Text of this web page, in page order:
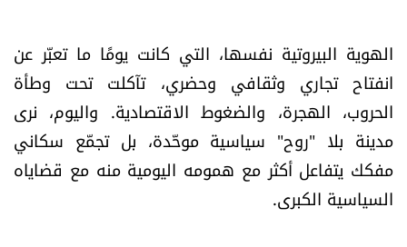
شروط الاستخدام
شروط الإشتراك
Digital solutions by
الهوية البيروتية نفسها، التي كانت يومًا ما تعبّر عن
انفتاح تجاري وثقافي وحضري، تآكلت تحت وطأة
الحروب، الهجرة، والضغوط الاقتصادية. واليوم، نرى
مدينة بلا "روح" سياسية موحّدة، بل تجمّع سكاني
مفكك يتفاعل أكثر مع همومه اليومية منه مع قضاياه
السياسية الكبرى.